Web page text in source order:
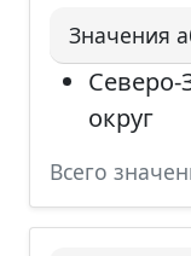
Значения
округ
Всего